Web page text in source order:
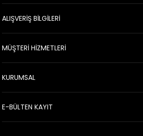
ALIŞVERİŞ BİLGİLERİ
MÜŞTERİ HİZMETLERİ
KURUMSAL
E-BÜLTEN KAYIT